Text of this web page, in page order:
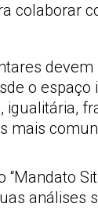
colaborar
o